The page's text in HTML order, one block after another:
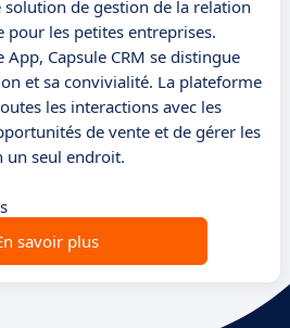
solution de gestion de la relation
pour les petites entreprises.
Capsule CRM se distingue
et sa convivialité. La plateforme
les interactions avec les
de vente et de gérer les
un seul endroit.
savoir plus